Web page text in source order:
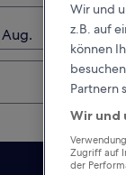
Wir und
z.B. auf
können
Partnern
Wir und
Zugriff auf
der